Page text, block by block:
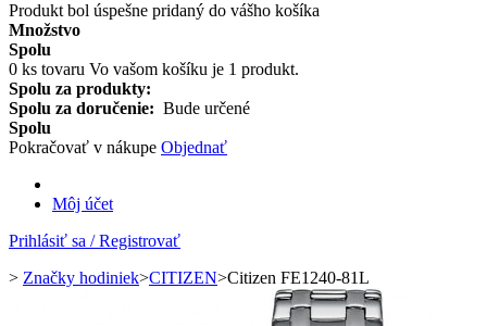
Produkt bol úspešne pridaný do vášho košíka
Množstvo
Spolu
0 ks tovaru Vo vašom košíku je 1 produkt.
Spolu za produkty:
Spolu za doručenie: Bude určené
Spolu
Pokračovať v nákupe Objednať
Môj účet
Prihlásiť sa / Registrovať
> Značky hodiniek>CITIZEN>Citizen FE1240-81L